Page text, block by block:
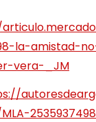
la-amistad-
vera-_JM